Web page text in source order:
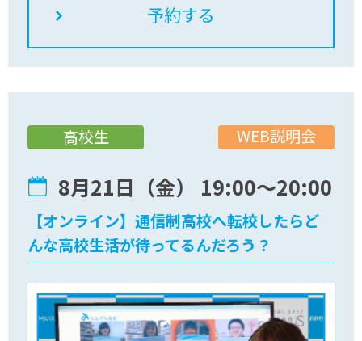
WEB説明会
8月21日（金） 19:00〜20:00
高校生
【オンライン】通信制高校へ転校したらど
んな高校生活が待ってるんだろう？